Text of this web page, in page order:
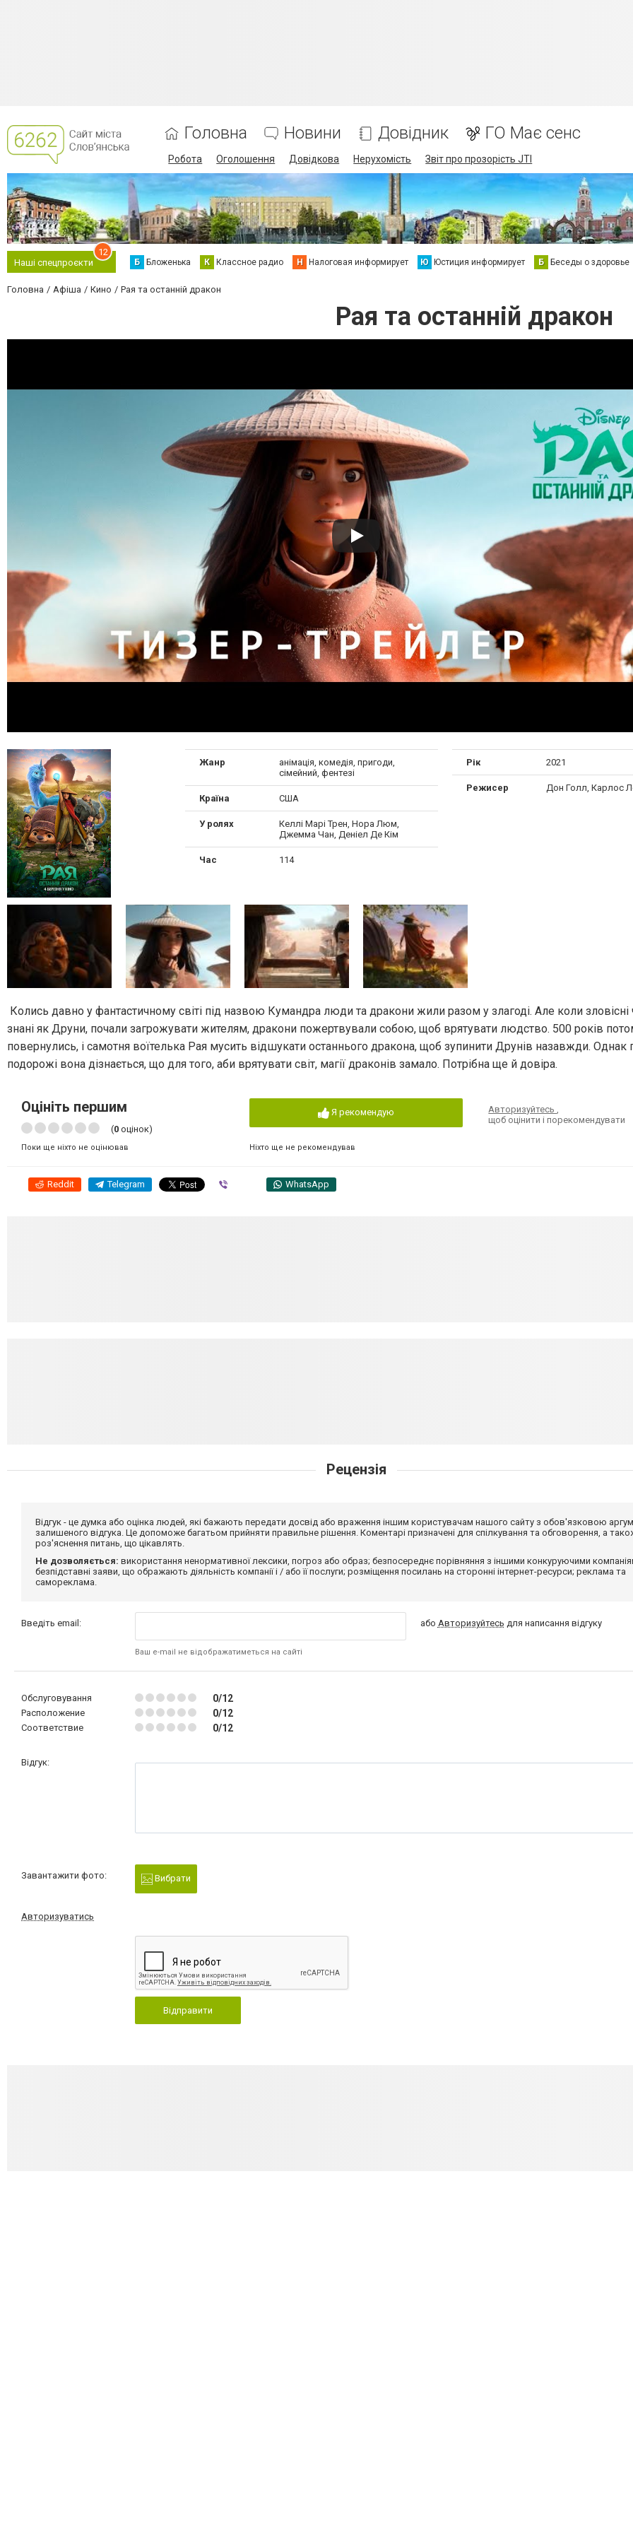
Головна Новини Довідник ГО Має сенс
Робота Оголошення Довідкова Нерухомість Звіт про прозорість JTI
Наші спецпроєкти
12
Б Бложенька К Классное радио Н Налоговая информирует Ю Юстиция информирует Б Беседы о здоровье
Головна Афіша Кино Рая та останній дракон
Рая та останній дракон
Жанр
анімація, комедія, пригоди,
сімейний, фентезі
Країна США
У ролях
Келлі Марі Трен, Нора Люм,
Джемма Чан, Деніел Де Кім
Рік 2021
Режисер Дон Голл, Карлос
Час 114
Колись давно у фантастичному світі під назвою Кумандра люди та дракони жили разом у злагоді. Але коли зловісні
знані як Друни, почали загрожувати жителям, дракони пожертвували собою, щоб врятувати людство. 500 років
повернулись, і самотня воїтелька Рая мусить відшукати останнього дракона, щоб зупинити Друнів назавжди. Однак
подорожі вона дізнається, що для того, аби врятувати світ, магії драконів замало. Потрібна ще й довіра.
Оцініть першим
(0 оцінок)
Поки ще ніхто не оцінював
Я рекомендую
Ніхто ще не рекомендував
Авторизуйтесь,
щоб оцінити і порекомендувати
Reddit Telegram WhatsApp
Рецензія
Відгук - це думка або оцінка людей, які бажають передати досвід або враження іншим користувачам нашого сайту з обов'язковою
залишеного відгука. Це допоможе багатьом прийняти правильне рішення. Коментарі призначені для спілкування та обговорення, а
роз'яснення питань, що цікавлять.
Не дозволяється: використання ненормативної лексики, погроз або образ; безпосереднє порівняння з іншими конкуруючими
безпідставні заяви, що ображають діяльність компанії і / або її послуги; розміщення посилань на сторонні інтернет-ресурси; реклама та
самореклама.
Введіть email:
Ваш e-mail не відображатиметься на сайті
або Авторизуйтесь для написання відгуку
Обслуговування 0/12
Расположение 0/12
Соответствие 0/12
Відгук:
Завантажити фото: Вибрати
Авторизуватись
Відправити